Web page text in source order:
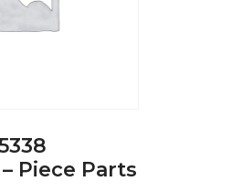
Piece Parts